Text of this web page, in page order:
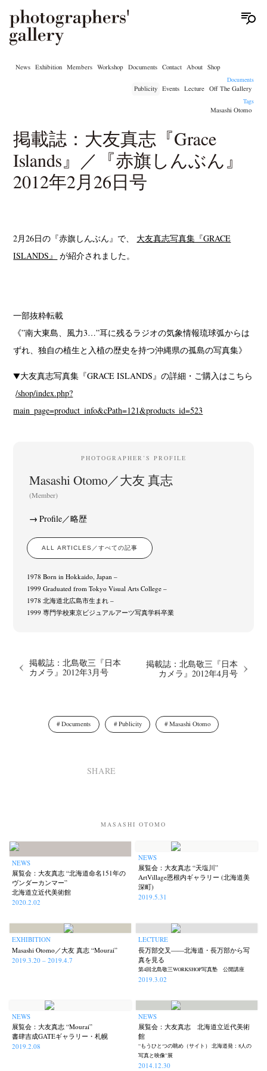
News Exhibition Members Workshop Documents Contact About Shop
Documents
Publicity Events Lecture Off The Gallery
Tags
Masashi Otomo
掲載誌：大友真志『Grace
Islands』／『赤旗しんぶん』
2012年2月26日号
2月26日の『赤旗しんぶん』で、
大友真志写真集『GRACE
ISLANDS』
が紹介されました。
一部抜粋転載
《”南大東島、風力3…”耳に残るラジオの気象情報琉球弧からは
ずれ、独自の植生と入植の歴史を持つ沖縄県の孤島の写真集》
▼大友真志写真集『GRACE ISLANDS』の詳細・ご購入はこちら
/shop/index.php?
main_page=product_info&cPath=121&products_id=523
PHOTOGRAPHER’S PROFILE
Masashi Otomo／大友 真志
(Member)
Profile／略歴
ALL ARTICLES／すべての記事
1978 Born in Hokkaido, Japan –
1999 Graduated from Tokyo Visual Arts College –
1978 北海道北広島市生まれ –
1999 専門学校東京ビジュアルアーツ写真学科卒業
掲載誌：北島敬三『日本
カメラ』2012年3月号
掲載誌：北島敬三『日本
カメラ』2012年4月号
Documents Publicity Masashi Otomo
SHARE
MASASHI OTOMO
NEWS
展覧会：大友真志 “北海道命名151年の
ヴンダーカンマー”
北海道立近代美術館
2020.2.02
NEWS
展覧会：大友真志 “天塩川”
ArtVillage恩根内ギャラリー (北海道美
深町)
2019.5.31
EXHIBITION
Masashi Otomo／大友 真志 “Mourai”
2019.3.20 – 2019.4.7
LECTURE
長万部交叉——北海道・長万部から写
真を見る
第4回北島敬三WORKSHOP写真塾 公開講座
2019.3.02
NEWS
展覧会：大友真志 “Mourai”
書肆吉成GATEギャラリー・札幌
2019.2.08
NEWS
展覧会：大友真志 北海道立近代美術
館
“もうひとつの眺め（サイト） 北海道発：8人の
写真と映像”展
2014.12.30